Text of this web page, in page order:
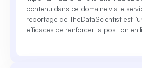
contenu dans ce domaine via le
reportage de TheDataScientist est
efficaces de renforcer ta position en